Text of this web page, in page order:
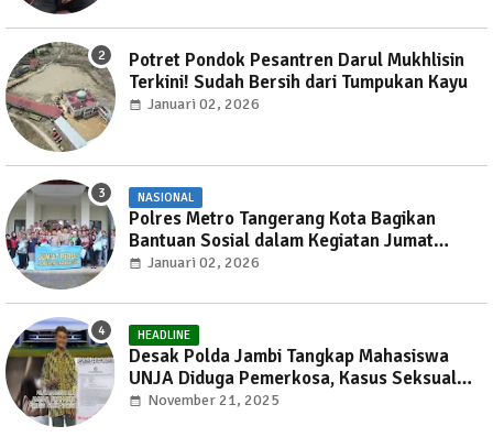
Potret Pondok Pesantren Darul Mukhlisin
Terkini! Sudah Bersih dari Tumpukan Kayu
Januari 02, 2026
NASIONAL
Polres Metro Tangerang Kota Bagikan
Bantuan Sosial dalam Kegiatan Jumat
Peduli
Januari 02, 2026
HEADLINE
Desak Polda Jambi Tangkap Mahasiswa
UNJA Diduga Pemerkosa, Kasus Seksual
Kembali Gemparkan Jambi
November 21, 2025